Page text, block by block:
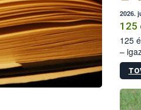
2026.
125
125
–
15.